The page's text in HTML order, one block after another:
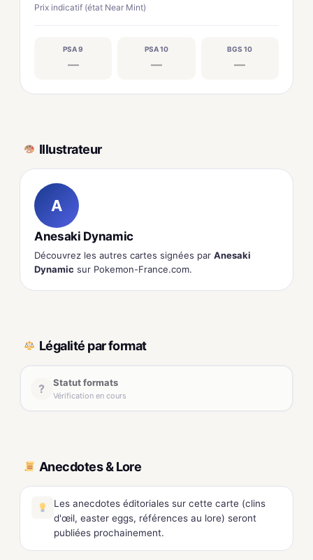
Prix indicatif (état Near Mint)
PSA 9
—
PSA 10
—
BGS 10
—
Illustrateur
A
Anesaki Dynamic
Découvrez les autres cartes signées par Anesaki
Dynamic sur Pokemon-France.com.
Légalité par format
? Statut formats
Vérification en cours
Anecdotes & Lore
Les anecdotes éditoriales sur cette carte (clins
d'œil, easter eggs, références au lore) seront
publiées prochainement.